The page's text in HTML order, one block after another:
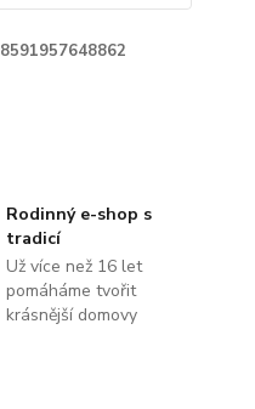
8591957648862
Rodinný e-shop s
tradicí
Už více než 16 let
pomáháme tvořit
krásnější domovy